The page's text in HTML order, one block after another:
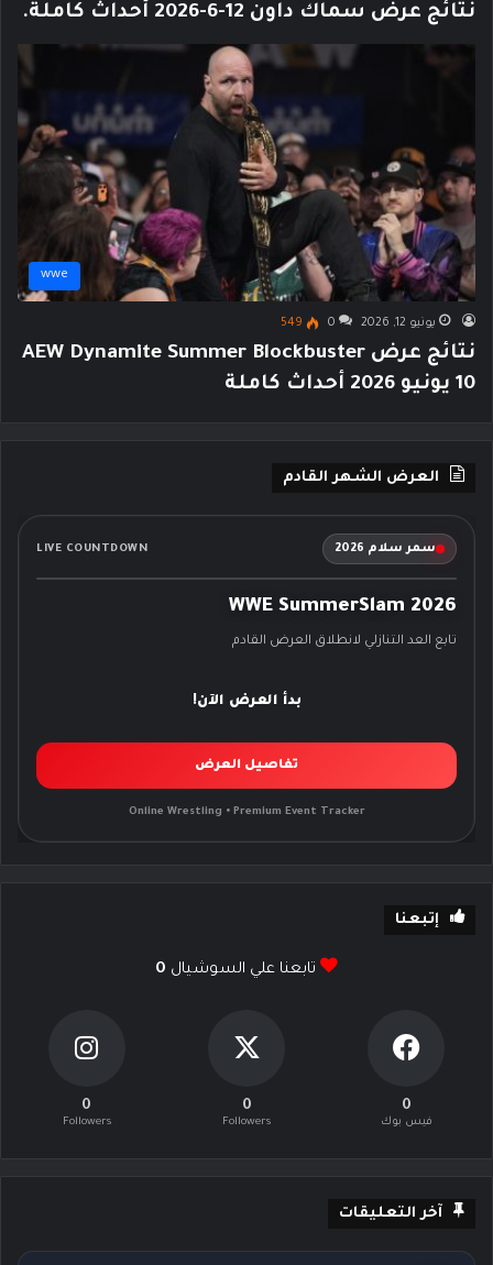
نتائج عرض سماك داون 12-6-2026 أحداث كاملة.
wwe
يونيو 12, 2026 0
549
نتائج عرض AEW Dynamite Summer Blockbuster
10 يونيو 2026 أحداث كاملة
العرض الشهر القادم
سمر سلام 2026 LIVE COUNTDOWN
WWE SummerSlam 2026
تابع العد التنازلي لانطلاق العرض القادم
بدأ العرض الآن!
تفاصيل العرض
Online Wrestling • Premium Event Tracker
إتبعنا
تابعنا علي السوشيال 0
0
فيس بوك
0
Followers
0
Followers
آخر التعليقات